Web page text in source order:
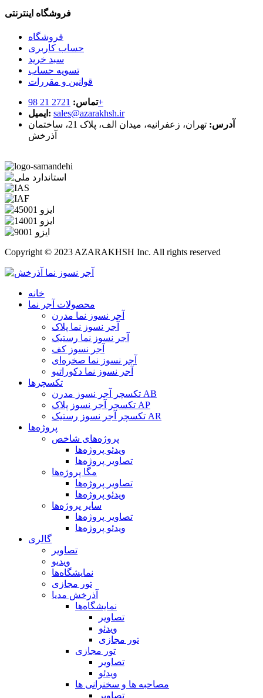
فروشگاه اینترنتی
فروشگاه
حساب کاربری
سبد خرید
تسویه حساب
قوانین و مقررات
تماس:2721 21 98+
ایمیل: sales@azarakhsh.ir
آدرس:
تهران، زعفرانیه، میدان الف، پلاک 21، ساختمان
آذرخش
Copyright © 2023 AZARAKHSH Inc. All rights reserved
خانه
محصولات آجر نما
آجر نسوز نما مدرن
آجر نسوز نما پلاک
آجر نسوز نما رستیک
آجر نسوز کف
آجر نسوز نما صخره‌ای
آجر نسوز نما دکوراتیو
تکسچرها
تکسچر آجر نسوز مدرن AB
تکسچر آجر نسوز پلاک AP
تکسچر آجر نسوز رستیک AR
پروژه‌ها
پروژه‌های شاخص
ویدئو پروژه‌ها
تصاویر پروژه‌ها
مگا پروژه‌ها
تصاویر پروژه‌ها
ویدئو پروژه‌ها
سایر پروژه‌ها
تصاویر پروژه‌ها
ویدئو پروژه‌ها
گالری
تصاویر
ویدیو
نمایشگاه‌ها
تور مجازی
آذرخش مدیا
نمایشگاه‌ها
تصاویر
ویدئو
تور مجازی
تور مجازی
تصاویر
ویدئو
مصاحبه ها و سخنرانی ها
تصاویر